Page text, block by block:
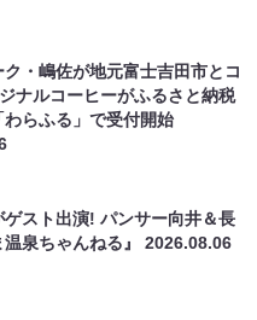
ク・嶋佐が地元富士吉田市とコ
ナルコーヒーがふるさと納税
わらふる」で受付開始
ゲスト出演! パンサー向井＆長
温泉ちゃんねる』2026.08.06